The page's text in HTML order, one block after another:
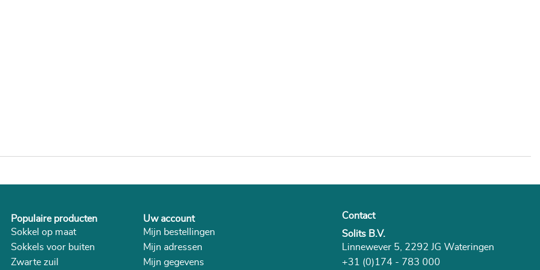
Populaire producten
Sokkel op maat
Sokkels voor buiten
Zwarte zuil
Uw account
Mijn bestellingen
Mijn adressen
Mijn gegevens
Contact
Solits B.V.
Linnewever 5, 2292 JG Wateringen
+31 (0)174 - 783 000